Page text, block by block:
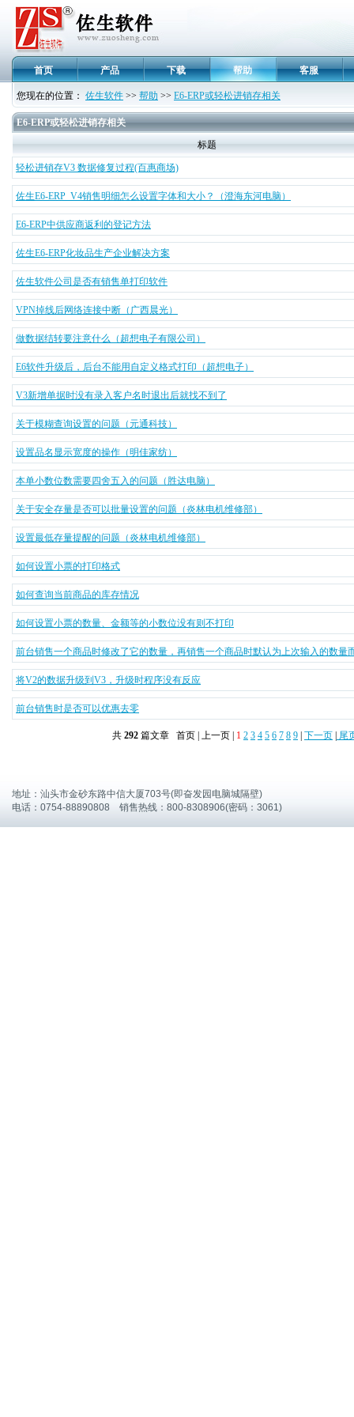
首页 产品 下载 帮助 客服
您现在的位置： 佐生软件 >> 帮助 >> E6-ERP或轻松进销存相关
E6-ERP或轻松进销存相关
标题
轻松进销存V3 数据修复过程(百惠商场)
佐生E6-ERP V4销售明细怎么设置字体和大小？（澄海东河电脑）
E6-ERP中供应商返利的登记方法
佐生E6-ERP化妆品生产企业解决方案
佐生软件公司是否有销售单打印软件
VPN掉线后网络连接中断（广西晨光）
做数据结转要注意什么（超想电子有限公司）
E6软件升级后，后台不能用自定义格式打印（超想电子）
V3新增单据时没有录入客户名时退出后就找不到了
关于模糊查询设置的问题（元通科技）
设置品名显示宽度的操作（明佳家纺）
本单小数位数需要四舍五入的问题（胜达电脑）
关于安全存量是否可以批量设置的问题（炎林电机维修部）
设置最低存量提醒的问题（炎林电机维修部）
如何设置小票的打印格式
如何查询当前商品的库存情况
如何设置小票的数量、金额等的小数位没有则不打印
前台销售一个商品时修改了它的数量，再销售一个商品时默认为上次输入的数量
将V2的数据升级到V3，升级时程序没有反应
前台销售时是否可以优惠去零
共 292 篇文章 首页 | 上一页 | 1 2 3 4 5 6 7 8 9 下一页 尾
地址：汕头市金砂东路中信大厦703号(即奋发园电脑城隔壁)
电话：0754-88890808 销售热线：800-8308906(密码：3061)